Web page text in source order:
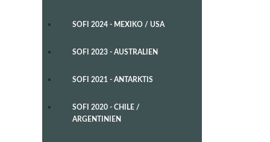
SOFI 2024 - MEXIKO / USA
SOFI 2023 - AUSTRALIEN
SOFI 2021 - ANTARKTIS
SOFI 2020 - CHILE /
ARGENTINIEN